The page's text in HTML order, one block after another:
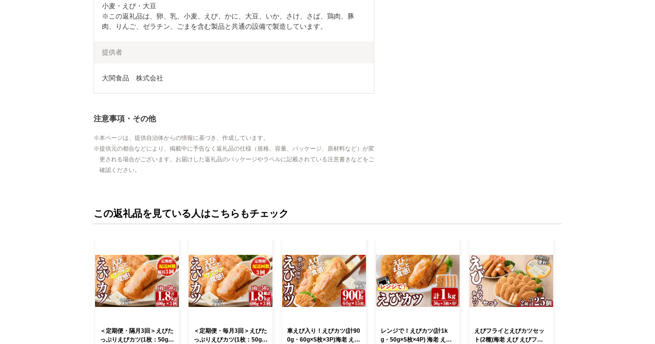
小麦・えび・大豆
※この返礼品は、卵、乳、小麦、えび、かに、大豆、いか、さけ、さば、鶏肉、豚
肉、りんご、ゼラチン、ごまを含む製品と共通の設備で製造しています。
提供者
大関食品　株式会社
注意事項・その他
本ページは、提供自治体からの情報に基づき、作成しています。
提供元の都合などにより、掲載中に予告なく返礼品の仕様（規格、容量、パッケージ、原材料など）が変
更される場合がございます。お届けした返礼品のパッケージやラベルに記載されている注意書きなどをご
確認ください。
この返礼品を見ている人はこちらもチェック
＜定期便・隔月3回＞えびた
っぷりえびカツ(1枚：50g)
＜定期便・毎月3回＞えびた
っぷりえびカツ(1枚：50g)
車えび入り！えびカツ(計90
0g・60g×5枚×3P)海老 えび
レンジで！えびカツ(計1k
g・50g×5枚×4P) 海老 えび
えびフライとえびカツセッ
ト(2種)海老 えび えびフラ